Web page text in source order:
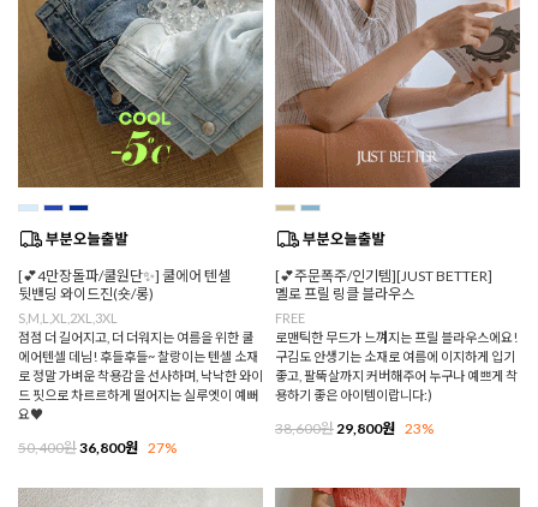
[💕4만장돌파/쿨원단✨] 쿨에어 텐셀
뒷밴딩 와이드진(숏/롱)
S,M,L,XL,2XL,3XL
점점 더 길어지고, 더 더워지는 여름을 위한 쿨
에어텐셀 데님! 후들후들~ 찰랑이는 텐셀 소재
로 정말 가벼운 착용감을 선사하며, 낙낙한 와이
드 핏으로 차르르하게 떨어지는 실루엣이 예뻐
요♥
50,400원36,800원 27%
[💕주문폭주/인기템][JUST BETTER]
멜로 프릴 링클 블라우스
FREE
로맨틱한 무드가 느껴지는 프릴 블라우스에요!
구김도 안생기는 소재로 여름에 이지하게 입기
좋고, 팔뚝살까지 커버해주어 누구나 예쁘게 착
용하기 좋은 아이템이랍니다:)
38,600원 29,800원 23%